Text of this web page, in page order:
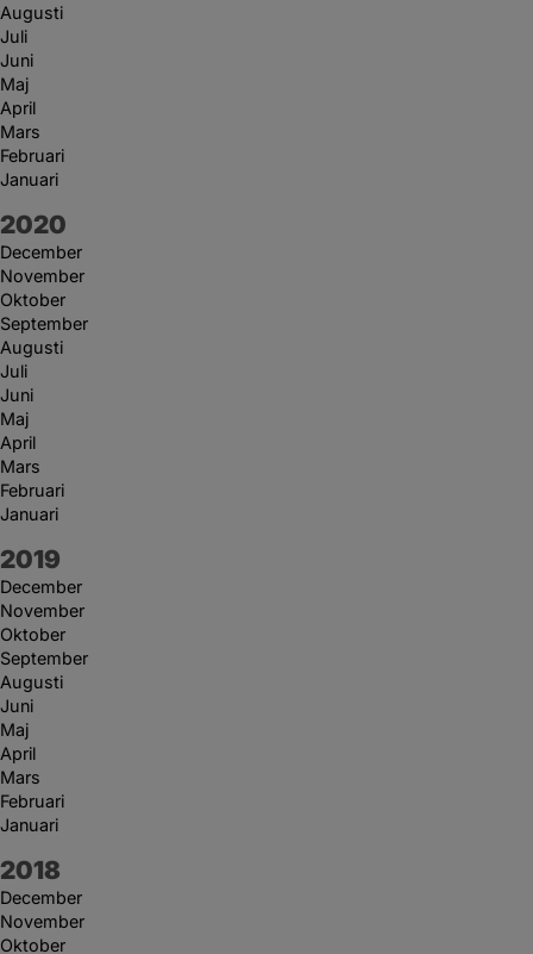
Augusti
Juli
Juni
Maj
April
Mars
Februari
Januari
År:
2020
December
November
Oktober
September
Augusti
Juli
Juni
Maj
April
Mars
Februari
Januari
År:
2019
December
November
Oktober
September
Augusti
Juni
Maj
April
Mars
Februari
Januari
År:
2018
December
November
Oktober